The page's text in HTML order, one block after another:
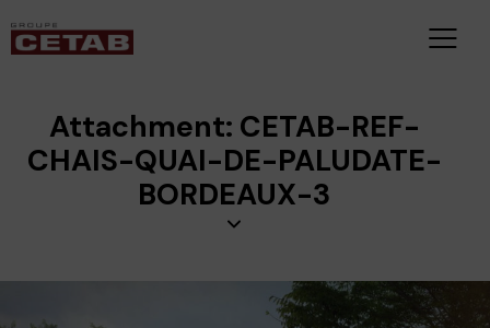
Attachment: CETAB-REF-
CHAIS-QUAI-DE-PALUDATE-
BORDEAUX-3